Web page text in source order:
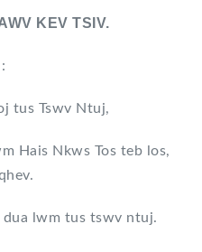
KEV TSIV.
tus Tswv Ntuj,
Hais Nkws Tos teb los,
lwm tus tswv ntuj.